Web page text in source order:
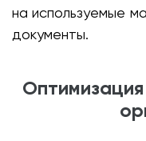
на используемые
документы.